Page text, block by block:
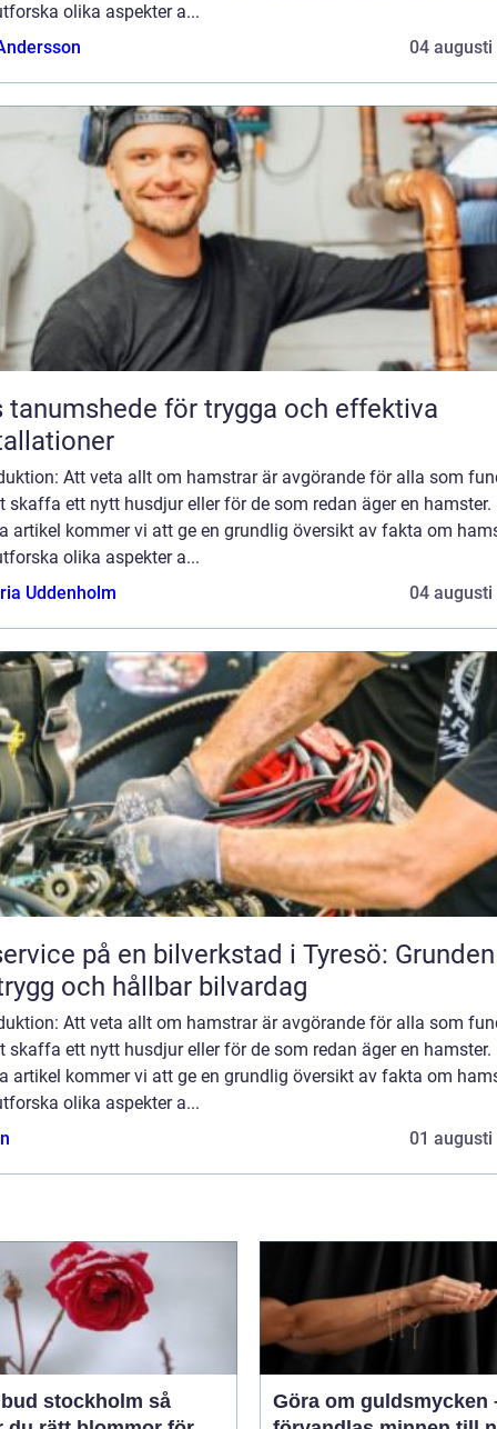
olika aspekter a...
04 augusti
tanumshede för trygga och effektiva
Att veta allt om hamstrar är avgörande för alla som
skaffa ett nytt husdjur eller för de som redan äger en hamster.
artikel kommer vi att ge en grundlig översikt av fakta om
olika aspekter a...
Uddenholm
04 augusti
på en bilverkstad i Tyresö:
och hållbar bilvardag
Att veta allt om hamstrar är avgörande för alla som
skaffa ett nytt husdjur eller för de som redan äger en hamster.
artikel kommer vi att ge en grundlig översikt av fakta om
olika aspekter a...
01 augusti
stockholm så
Göra om guldsmycken